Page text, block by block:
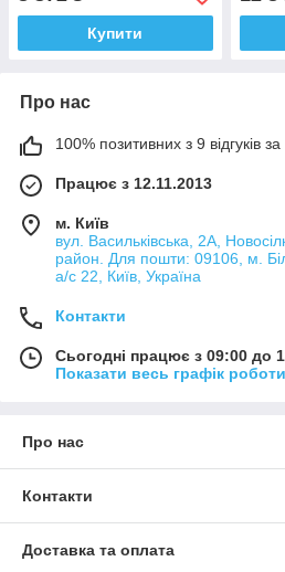
Купити
Про нас
100% позитивних з 9 відгуків за
Працює з 12.11.2013
м. Київ
вул. Васильківська, 2А,
район. Для пошти: 09106, м.
а/с 22, Київ, Україна
Контакти
Сьогодні працює з 09:00 до
Показати весь графік роботи
Про нас
Контакти
Доставка та оплата